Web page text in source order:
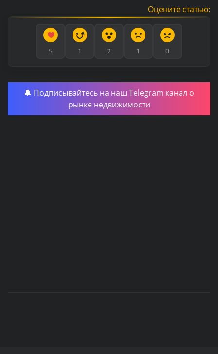
Оцените статью:
5 1 2 1 0
🔔 Подписывайтесь на наш Telegram канал о
рынке недвижимости